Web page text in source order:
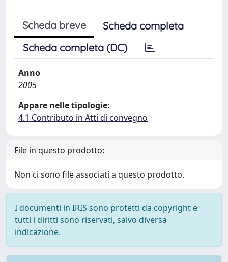
Scheda breve
Scheda completa
Scheda completa (DC)
Anno
2005
Appare nelle tipologie:
4.1 Contributo in Atti di convegno
File in questo prodotto:
Non ci sono file associati a questo prodotto.
I documenti in IRIS sono protetti da copyright e
tutti i diritti sono riservati, salvo diversa
indicazione.